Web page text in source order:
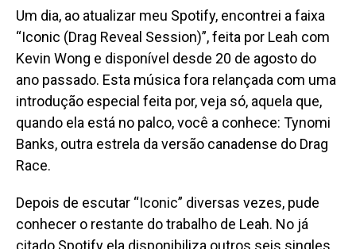
U m dia, ao atualizar meu Spotify, encontrei a faixa
“Iconic (Drag Reveal Session)”, feita por
Leah com
Kevin Wong e disponível desde 20 de agosto do
ano passado.
Esta música
fora relançada com uma
introdução especial feita por, veja só, aquela que,
quando
ela
está no palco, você a conhece: Tynomi
Banks, outra estrela da versão canadense do Drag
Depois de escutar “Iconic” diversas vezes, pude
conhecer o restante do trabalho de Leah. No já